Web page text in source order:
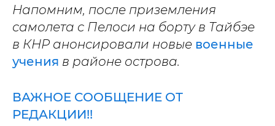
Напомним, после приземления
самолета с Пелоси на борту в Тайбэе
в КНР анонсировали новые военные
учения в районе острова.
ВАЖНОЕ СООБЩЕНИЕ ОТ
РЕДАКЦИИ!!